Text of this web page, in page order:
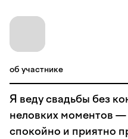
об участнике
Я веду свадьбы без
неловких моментов
спокойно и приятно